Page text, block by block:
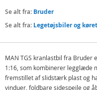
Se alt fra: Bruder
Se alt fra: Legetøjsbiler og
MAN TGS kranlastbil fra Bruder
1:16, som kombinerer legglæde
fremstillet af slidstærk plast og
vinduer, foldbare sidespejle og